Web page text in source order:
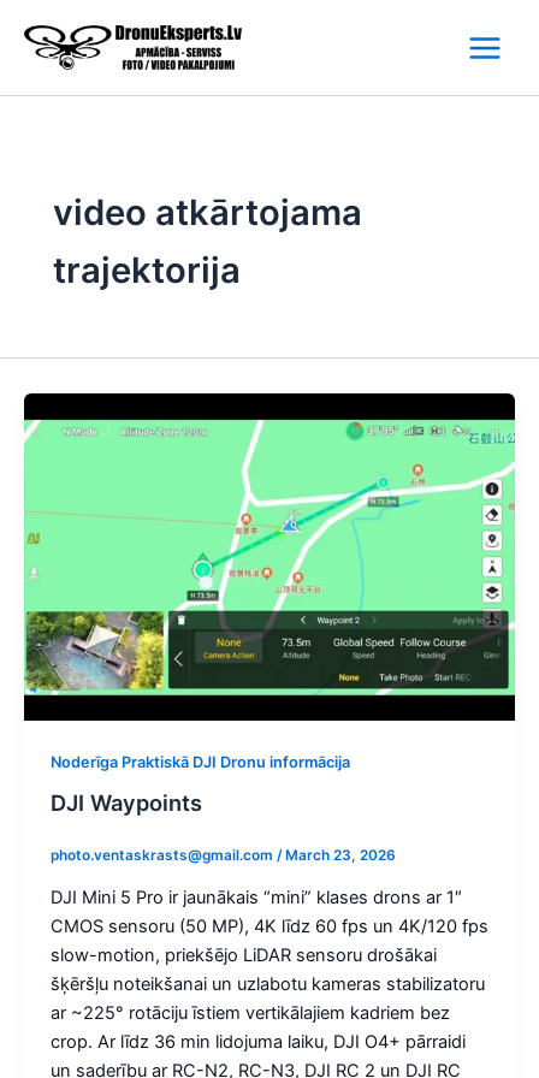
content
video atkārtojama
trajektorija
Noderīga Praktiskā DJI Dronu informācija
DJI Waypoints
photo.ventaskrasts@gmail.com / March 23, 2026
DJI Mini 5 Pro ir jaunākais “mini” klases drons ar 1″
CMOS sensoru (50 MP), 4K līdz 60 fps un 4K/120 fps
slow-motion, priekšējo LiDAR sensoru drošākai
šķēršļu noteikšanai un uzlabotu kameras stabilizatoru
ar ~225° rotāciju īstiem vertikālajiem kadriem bez
crop. Ar līdz 36 min lidojuma laiku, DJI O4+ pārraidi
un saderību ar RC-N2, RC-N3, DJI RC 2 un DJI RC